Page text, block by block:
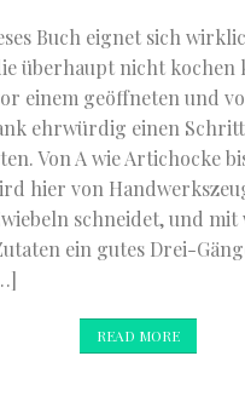
Buch eignet sich
überhaupt nicht kochen
einem geöffneten und
ehrwürdig einen Schritt
Von A wie Artichocke
hier von
schneidet, und
ein gutes Drei-
READ MORE